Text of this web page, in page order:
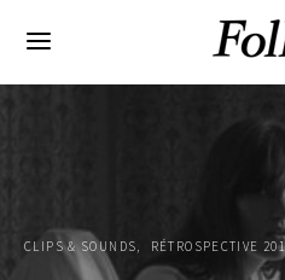
CLIPS & SOUNDS RÉTROSPECTIVE